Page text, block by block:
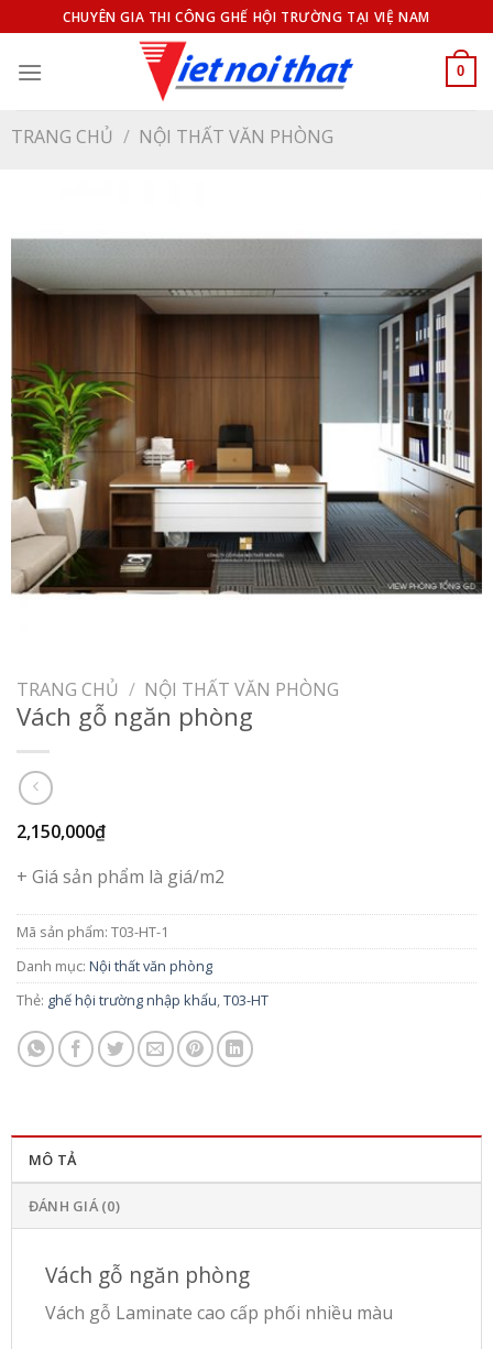
qua
nội
CHUYÊN GIA THI CÔNG GHẾ HỘI TRƯỜNG TẠI VIỆ NAM
0
TRANG CHỦ / NỘI THẤT VĂN PHÒNG
TRANG CHỦ / NỘI THẤT VĂN PHÒNG
Vách gỗ ngăn phòng
2,150,000₫
+ Giá sản phẩm là giá/m2
Mã sản phẩm: T03-HT-1
Danh mục: Nội thất văn phòng
Thẻ: ghế hội trường nhập khẩu,T03-HT
MÔ TẢ
ĐÁNH GIÁ (0)
Vách gỗ ngăn phòng
Vách gỗ Laminate cao cấp phối nhiều màu